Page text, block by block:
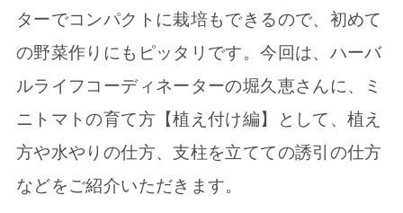
ターでコンパクトに栽培もできるので、初めて
の野菜作りにもピッタリです。今回は、ハーバ
ルライフコーディネーターの堀久恵さんに、ミ
ニトマトの育て方【植え付け編】として、植え
方や水やりの仕方、支柱を立てての誘引の仕方
などをご紹介いただきます。